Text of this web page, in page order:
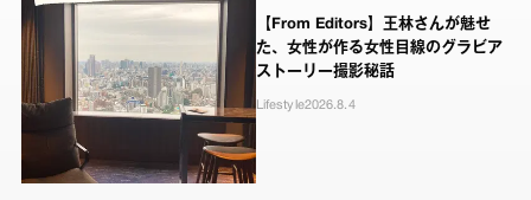
【From Editors】王林さんが魅せ
た、女性が作る女性目線のグラビア
ストーリー撮影秘話
Lifestyle2026.8.4